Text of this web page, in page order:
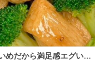
めだから満足感エグいし